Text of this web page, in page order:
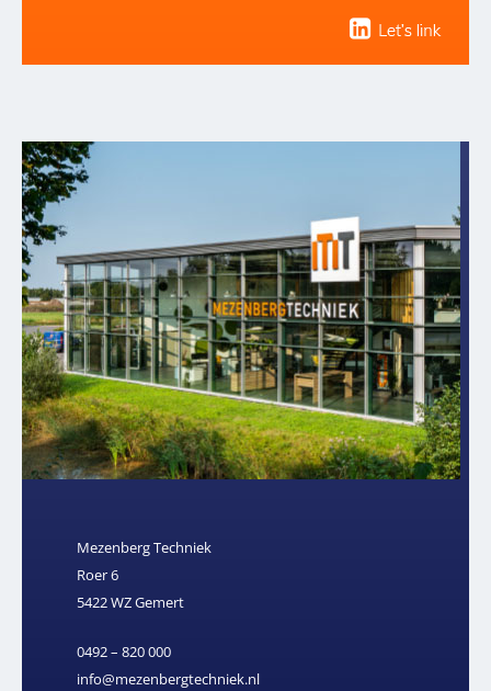
Mezenberg Techniek
Roer 6
5422 WZ Gemert
0492 – 820 000
info@mezenbergtechniek.nl